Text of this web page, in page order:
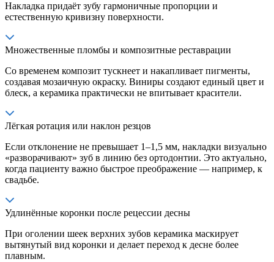
Накладка придаёт зубу гармоничные пропорции и
естественную кривизну поверхности.
Множественные пломбы и композитные реставрации
Со временем композит тускнеет и накапливает пигменты,
создавая мозаичную окраску. Виниры создают единый цвет и
блеск, а керамика практически не впитывает красители.
Лёгкая ротация или наклон резцов
Если отклонение не превышает 1–1,5 мм, накладки визуально
«разворачивают» зуб в линию без ортодонтии. Это актуально,
когда пациенту важно быстрое преображение — например, к
свадьбе.
Удлинённые коронки после рецессии десны
При оголении шеек верхних зубов керамика маскирует
вытянутый вид коронки и делает переход к десне более
плавным.